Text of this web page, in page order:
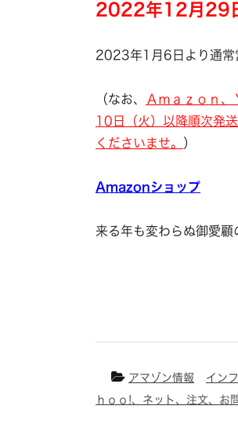
2022年12月29
2023年1月6日より通常
（なお、
Ａｍａｚｏｎ
10日（火）以降順次発
くださいませ。
）
Amazonショップ
来る年も変わらぬ御愛顧
アマゾン情報 イン
ｈｏｏ!、ネット、注文、お